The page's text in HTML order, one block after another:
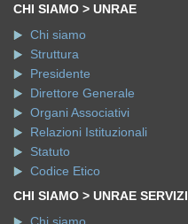
CHI SIAMO > UNRAE
Chi siamo
Struttura
Presidente
Direttore Generale
Organi Associativi
Relazioni Istituzionali
Statuto
Codice Etico
CHI SIAMO > UNRAE SERVIZI
Chi siamo